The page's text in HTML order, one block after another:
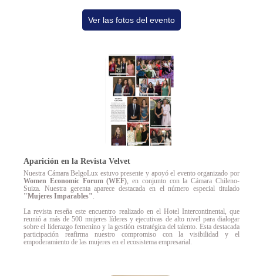
Ver las fotos del evento
Aparición en la Revista Velvet
Nuestra Cámara BelgoLux estuvo presente y apoyó el evento organizado por
Women Economic Forum (WEF), en conjunto con la Cámara Chileno-
Suiza. Nuestra gerenta aparece destacada en el número especial titulado
"Mujeres Imparables".
La revista reseña este encuentro realizado en el Hotel Intercontinental, que
reunió a más de 500 mujeres líderes y ejecutivas de alto nivel para dialogar
sobre el liderazgo femenino y la gestión estratégica del talento. Esta destacada
participación reafirma nuestro compromiso con la visibilidad y el
empoderamiento de las mujeres en el ecosistema empresarial.